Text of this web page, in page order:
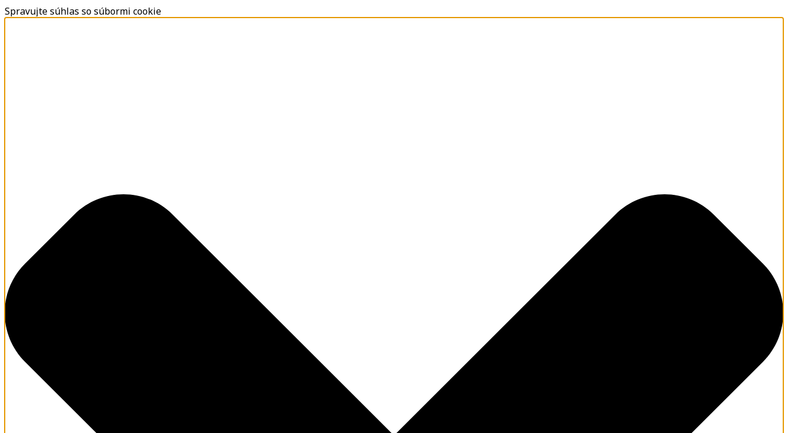
Spravujte súhlas so súbormi cookie